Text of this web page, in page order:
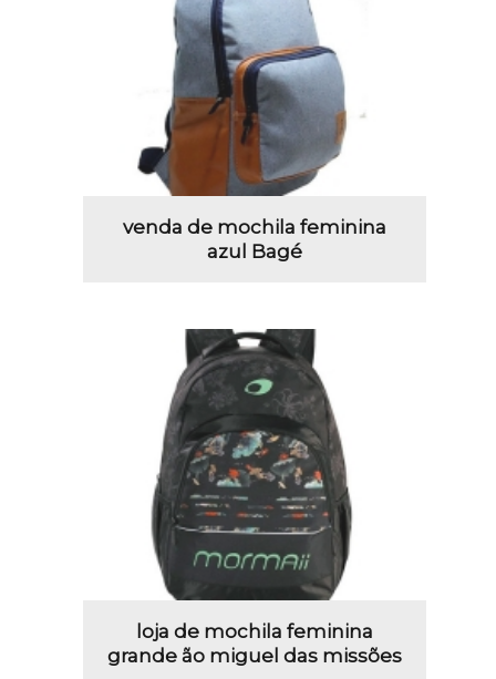
venda de mochila feminina
azul Bagé
loja de mochila feminina
grande ão miguel das missões